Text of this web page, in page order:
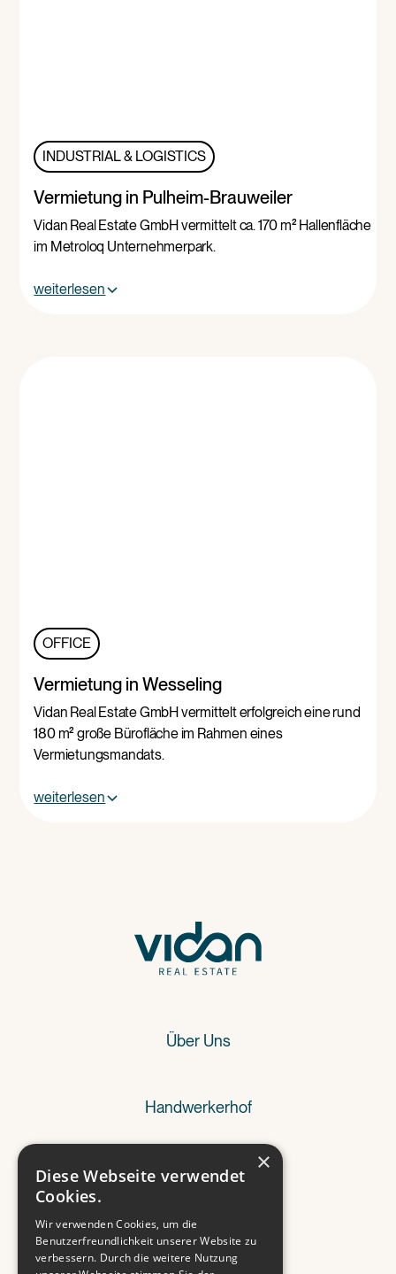
INDUSTRIAL & LOGISTICS
Vermietung in Pulheim-Brauweiler
Vidan Real Estate GmbH vermittelt ca. 170 m² Hallenfläche
im Metroloq Unternehmerpark.
weiterlesen
OFFICE
Vermietung in Wesseling
Vidan Real Estate GmbH vermittelt erfolgreich eine rund
180 m² große Bürofläche im Rahmen eines
Vermietungsmandats.
weiterlesen
Über Uns
Handwerkerhof
Referenzen
Wissenswertes
×
Diese Webseite verwendet
Cookies.
Wir verwenden Cookies, um die
Benutzerfreundlichkeit unserer Website zu
verbessern. Durch die weitere Nutzung